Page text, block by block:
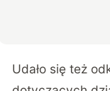
Udało się też